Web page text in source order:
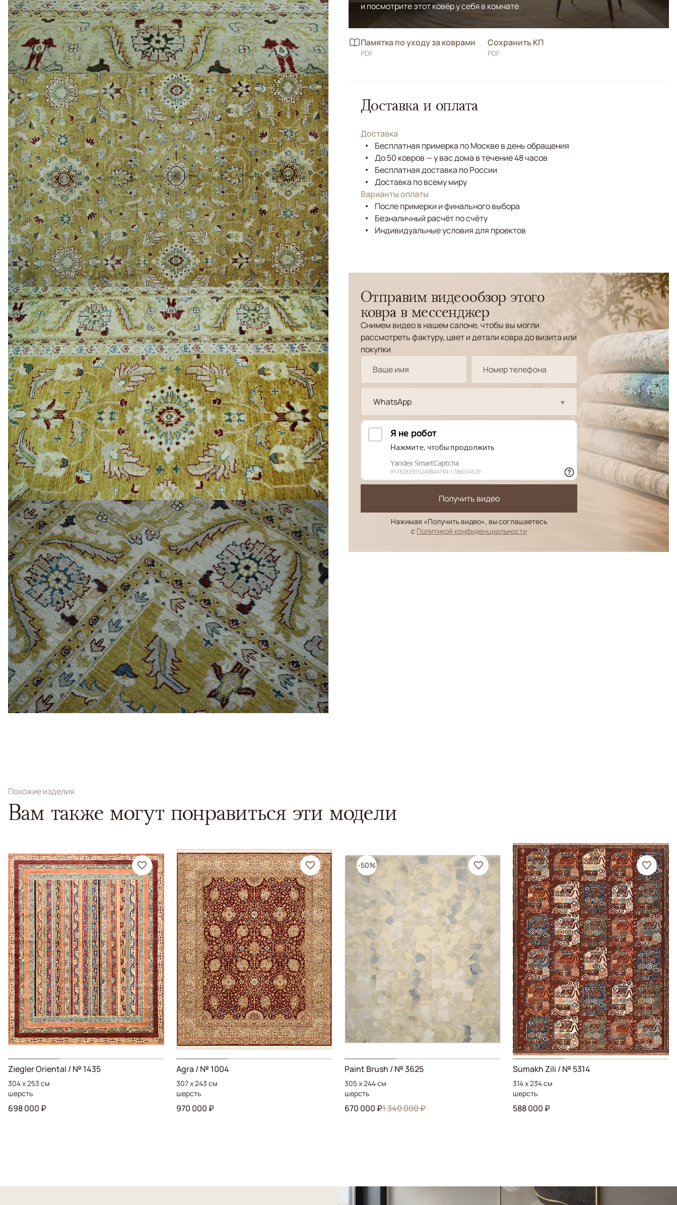
и посмотрите этот ковёр у себя в комнате
Памятка по уходу за коврами
PDF
Сохранить КП
PDF
Доставка и оплата
Доставка
Бесплатная примерка по Москве в день обращения
До 50 ковров — у вас дома в течение 48 часов
Бесплатная доставка по России
Доставка по всему миру
Варианты оплаты
После примерки и финального выбора
Безналичный расчёт по счёту
Индивидуальные условия для проектов
Отправим видеообзор этого
ковра в мессенджер
Снимем видео в нашем салоне, чтобы вы могли
рассмотреть фактуру, цвет и детали ковра до визита или
покупки
WhatsApp
Получить видео
Нажимая «Получить видео», вы соглашаетесь
с Политикой конфиденциальности
Похожие изделия
Вам также могут понравиться эти модели
Ziegler Oriental / № 1435
304 x 253 см
шерсть
698 000 ₽
Agra / № 1004
307 x 243 см
шерсть
970 000 ₽
-50%
Paint Brush / № 3625
305 x 244 см
шерсть
670 000 ₽1 340 000 ₽
Sumakh Zili / № 5314
314 x 234 см
шерсть
588 000 ₽